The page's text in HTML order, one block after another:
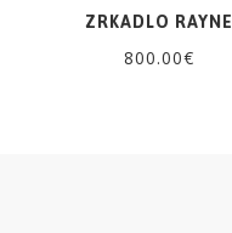
ZRKADLO RAYNE
800.00€